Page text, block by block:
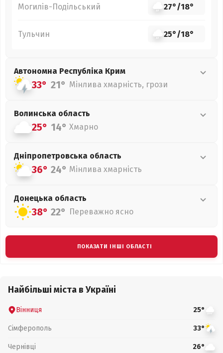
Могилів-Подільський 27°/18°
Тульчин 25°/18°
Автономна Республіка Крим
33° 21° Мінлива хмарність, грози
Волинська область
25° 14° Хмарно
Дніпропетровська область
36° 24° Мінлива хмарність
Донецька область
38° 22° Переважно ясно
ПОКАЗАТИ ІНШІ ОБЛАСТІ
Найбільші міста в Україні
Вінниця 25°
Сімферополь 33°
Чернівці 26°